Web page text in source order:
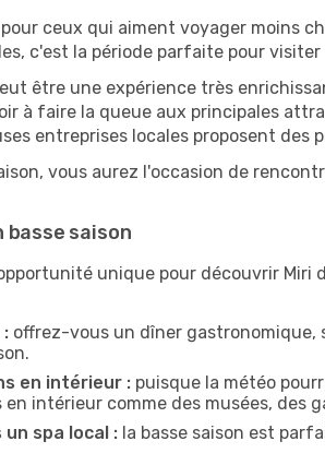
pour ceux qui aiment voyager moins
c'est la période parfaite pour visiter
être une expérience très
à faire la queue aux principales
entreprises locales proposent
vous aurez l'occasion de
basse saison
unique pour découvrir
: offrez-vous un dîner gastronomique,
en intérieur : puisque la météo
intérieur comme des musées, des
spa local : la basse saison est